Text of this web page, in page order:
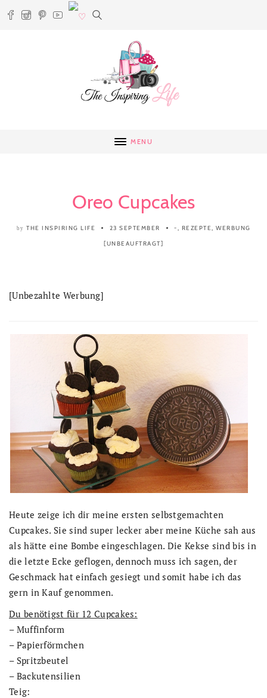
MENU
Oreo Cupcakes
by THE INSPIRING LIFE 23 SEPTEMBER -, REZEPTE, WERBUNG
[UNBEAUFTRAGT]
[Unbezahlte Werbung]
Heute zeige ich dir meine ersten selbstgemachten
Cupcakes. Sie sind super lecker aber meine Küche sah aus
als hätte eine Bombe eingeschlagen. Die Kekse sind bis in
die letzte Ecke geflogen, dennoch muss ich sagen, der
Geschmack hat einfach gesiegt und somit habe ich das
gern in Kauf genommen.
Du benötigst für 12 Cupcakes:
– Muffinform
– Papierförmchen
– Spritzbeutel
– Backutensilien
Teig: